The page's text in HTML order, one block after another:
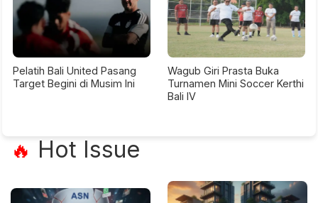
Pelatih Bali United Pasang
Target Begini di Musim Ini
Wagub Giri Prasta Buka
Turnamen Mini Soccer Kerthi
Bali IV
🔥 Hot Issue